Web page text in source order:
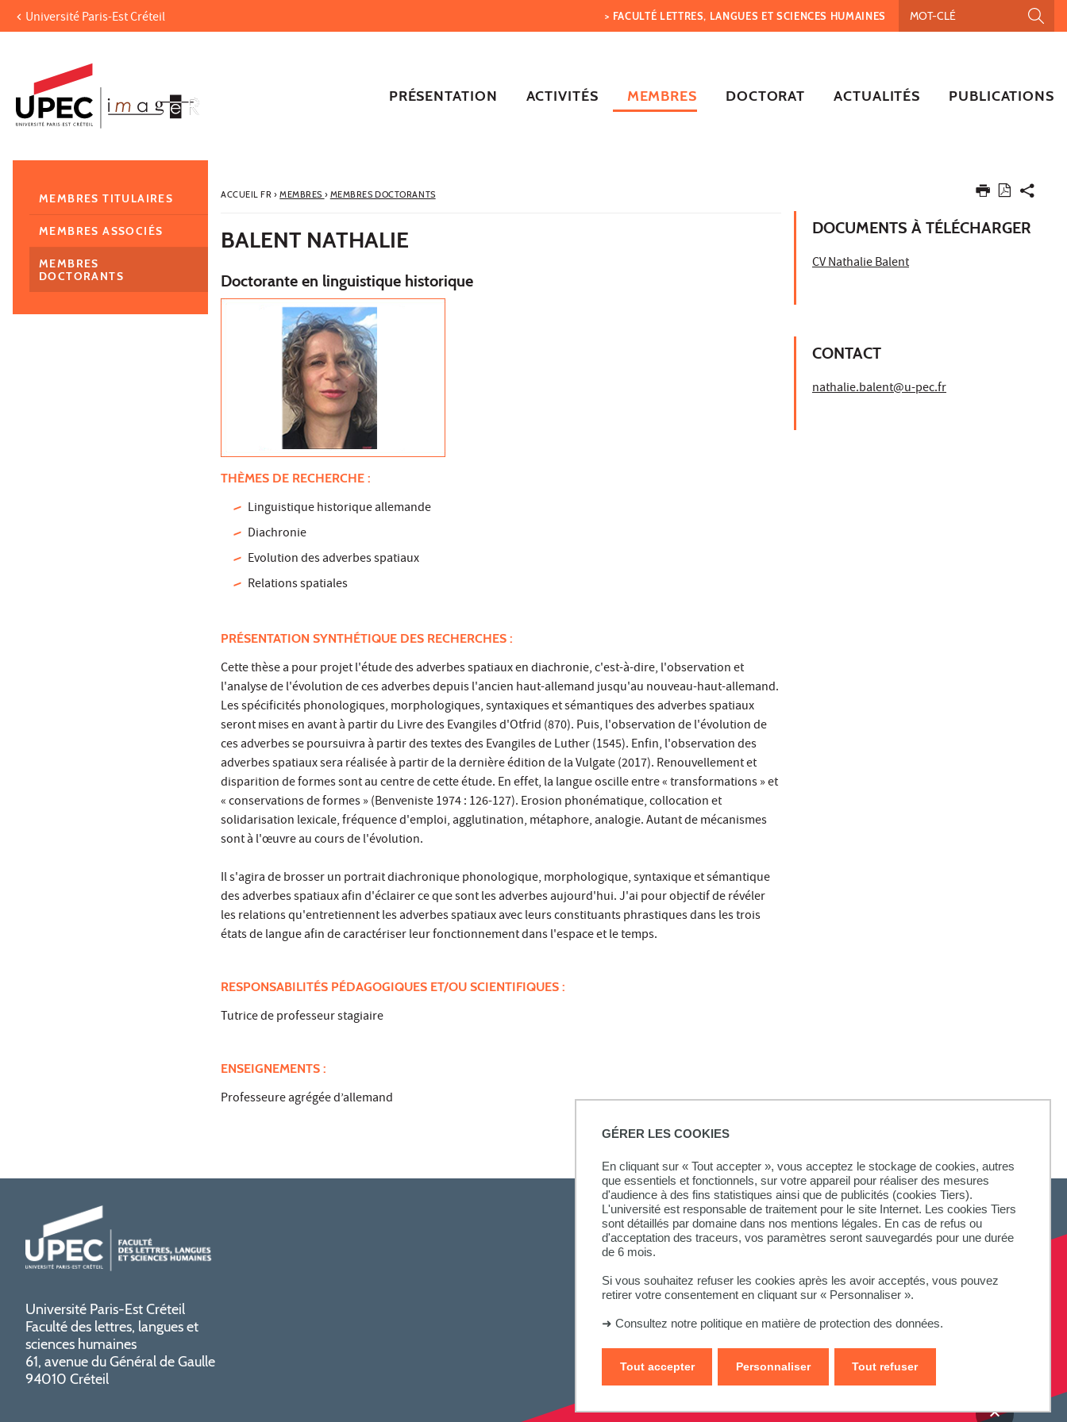
GÉRER LES COOKIES
En cliquant sur « Tout accepter », vous acceptez le stockage de cookies, autres
que essentiels et fonctionnels, sur votre appareil pour réaliser des mesures
d'audience à des fins statistiques ainsi que de publicités (cookies Tiers).
L'université est responsable de traitement pour le site Internet. Les cookies Tiers
sont détaillés par domaine dans nos mentions légales. En cas de refus ou
d'acceptation des traceurs, vos paramètres seront sauvegardés pour une durée
de 6 mois.
Si vous souhaitez refuser les cookies après les avoir acceptés, vous pouvez
retirer votre consentement en cliquant sur « Personnaliser ».
➜ Consultez notre politique en matière de protection des données.
Tout accepter Tout refuser
Personnaliser
Aller au contenu
Recherche
Navigation secondaire
Université Paris-Est Créteil > FACULTÉ LETTRES, LANGUES ET SCIENCES HUMAINES
PRÉSENTATION ACTIVITÉS MEMBRES DOCTORAT ACTUALITÉS PUBLICATIONS
ACCUEIL FR› MEMBRES › MEMBRES DOCTORANTS
BALENT NATHALIE
Doctorante en linguistique historique
THÈMES DE RECHERCHE :
Linguistique historique allemande
Diachronie
Evolution des adverbes spatiaux
Relations spatiales
PRÉSENTATION SYNTHÉTIQUE DES RECHERCHES :
Cette thèse a pour projet l'étude des adverbes spatiaux en diachronie, c'est-à-dire, l'observation et
l'analyse de l'évolution de ces adverbes depuis l'ancien haut-allemand jusqu'au nouveau-haut-allemand.
Les spécificités phonologiques, morphologiques, syntaxiques et sémantiques des adverbes spatiaux
seront mises en avant à partir du Livre des Evangiles d'Otfrid (870). Puis, l'observation de l'évolution de
ces adverbes se poursuivra à partir des textes des Evangiles de Luther (1545). Enfin, l'observation des
adverbes spatiaux sera réalisée à partir de la dernière édition de la Vulgate (2017). Renouvellement et
disparition de formes sont au centre de cette étude. En effet, la langue oscille entre « transformations » et
« conservations de formes » (Benveniste 1974 : 126-127). Erosion phonématique, collocation et
solidarisation lexicale, fréquence d'emploi, agglutination, métaphore, analogie. Autant de mécanismes
sont à l'œuvre au cours de l'évolution.
Il s'agira de brosser un portrait diachronique phonologique, morphologique, syntaxique et sémantique
des adverbes spatiaux afin d'éclairer ce que sont les adverbes aujourd'hui. J'ai pour objectif de révéler
les relations qu'entretiennent les adverbes spatiaux avec leurs constituants phrastiques dans les trois
états de langue afin de caractériser leur fonctionnement dans l'espace et le temps.
RESPONSABILITÉS PÉDAGOGIQUES ET/OU SCIENTIFIQUES :
Tutrice de professeur stagiaire
ENSEIGNEMENTS :
Professeure agrégée d’allemand
DOCUMENTS À TÉLÉCHARGER
CV Nathalie Balent
CONTACT
nathalie.balent@u-pec.fr
MEMBRES TITULAIRES
MEMBRES ASSOCIÉS
MEMBRES
DOCTORANTS
Université Paris-Est Créteil
Faculté des lettres, langues et
sciences humaines
61, avenue du Général de Gaulle
94010 Créteil